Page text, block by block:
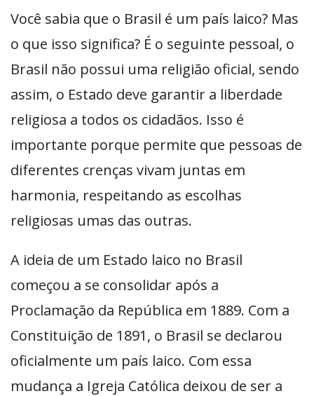
Você sabia que o Brasil é um país laico? Mas
o que isso significa? É o seguinte pessoal, o
Brasil não possui uma religião oficial, sendo
assim, o Estado deve garantir a liberdade
religiosa a todos os cidadãos. Isso é
importante porque permite que pessoas de
diferentes crenças vivam juntas em
harmonia, respeitando as escolhas
religiosas umas das outras.
A ideia de um Estado laico no Brasil
começou a se consolidar após a
Proclamação da República em 1889. Com a
Constituição de 1891, o Brasil se declarou
oficialmente um país laico. Com essa
mudança a Igreja Católica deixou de ser a